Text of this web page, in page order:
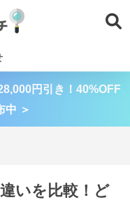
円引き！40%OFF
中 ＞
いを比較！ど